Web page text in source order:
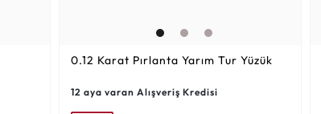
0.12 Karat Pırlanta Yarım Tur Yüzük
12 aya varan Alışveriş Kredisi